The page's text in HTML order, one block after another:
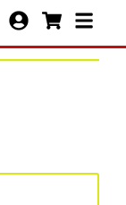
User-
circlecart
Bars